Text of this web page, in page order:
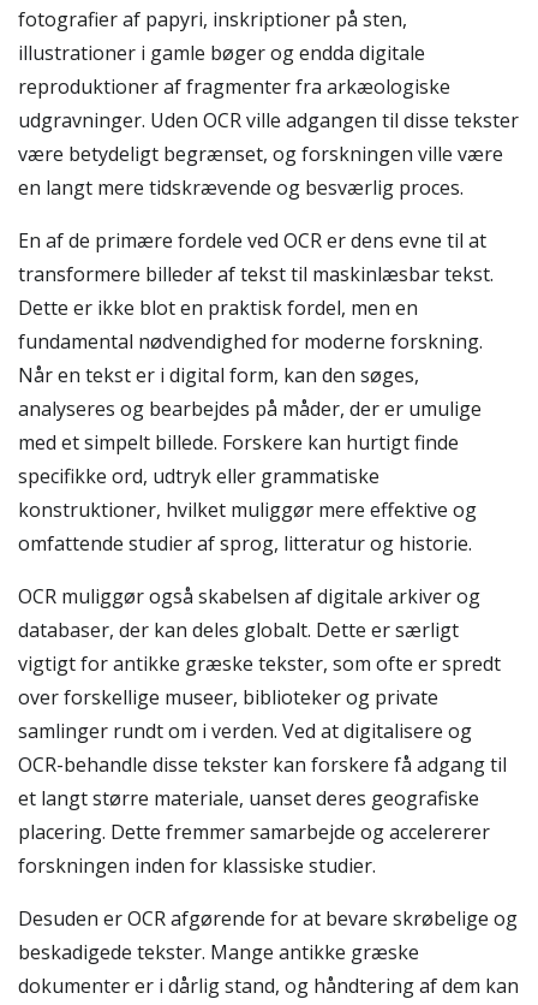
fotografier af papyri, inskriptioner på sten,
illustrationer i gamle bøger og endda digitale
reproduktioner af fragmenter fra arkæologiske
udgravninger. Uden OCR ville adgangen til disse tekster
være betydeligt begrænset, og forskningen ville være
en langt mere tidskrævende og besværlig proces.
En af de primære fordele ved OCR er dens evne til at
transformere billeder af tekst til maskinlæsbar tekst.
Dette er ikke blot en praktisk fordel, men en
fundamental nødvendighed for moderne forskning.
Når en tekst er i digital form, kan den søges,
analyseres og bearbejdes på måder, der er umulige
med et simpelt billede. Forskere kan hurtigt finde
specifikke ord, udtryk eller grammatiske
konstruktioner, hvilket muliggør mere effektive og
omfattende studier af sprog, litteratur og historie.
OCR muliggør også skabelsen af digitale arkiver og
databaser, der kan deles globalt. Dette er særligt
vigtigt for antikke græske tekster, som ofte er spredt
over forskellige museer, biblioteker og private
samlinger rundt om i verden. Ved at digitalisere og
OCR-behandle disse tekster kan forskere få adgang til
et langt større materiale, uanset deres geografiske
placering. Dette fremmer samarbejde og accelererer
forskningen inden for klassiske studier.
Desuden er OCR afgørende for at bevare skrøbelige og
beskadigede tekster. Mange antikke græske
dokumenter er i dårlig stand, og håndtering af dem kan